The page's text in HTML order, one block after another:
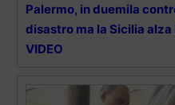
Palermo, in duemila
disastro ma la Sicilia alza
VIDEO